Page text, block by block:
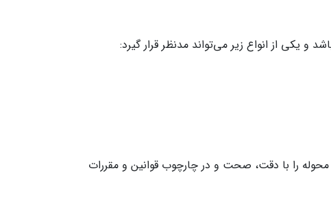
یکی از انواع زیر می‌تواند مدنظر قرار گیرد:
را با دقت، صحت و در چارچوب قوانین و مقررات